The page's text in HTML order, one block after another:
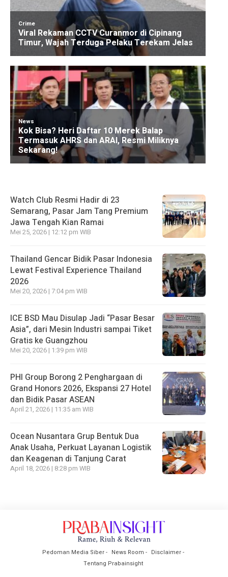
Watch Club Resmi Hadir di 23
Semarang, Pasar Jam Tang Premium
Jawa Tengah Kian Ramai
Mei 25, 2026 | 12:12 pm WIB
Thailand Gencar Bidik Pasar Indonesia
Lewat Festival Experience Thailand
2026
Mei 20, 2026 | 7:04 pm WIB
ICE BSD Mau Disulap Jadi “Pasar Besar
Asia”, dari Mesin Industri sampai Tiket
Gratis ke Guangzhou
Mei 20, 2026 | 1:39 pm WIB
PHI Group Borong 2 Penghargaan di
Grand Honors 2026, Ekspansi 27 Hotel
dan Bidik Pasar ASEAN
April 21, 2026 | 11:35 am WIB
Ocean Nusantara Grup Bentuk Dua
Anak Usaha, Perkuat Layanan Logistik
dan Keagenan di Tanjung Carat
April 18, 2026 | 8:28 pm WIB
Pedoman Media Siber News Room
Disclaimer
Tentang Prabainsight